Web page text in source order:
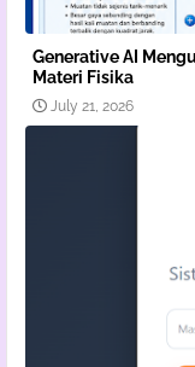
Generative AI
Materi Fisika
July 21, 2026